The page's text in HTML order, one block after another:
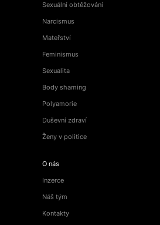
Sexuální obtěžování
Narcismus
Mateřství
Feminismus
Sexualita
Body shaming
Polyamorie
Duševní zdraví
Ženy v politice
O nás
Inzerce
Náš tým
Kontakty